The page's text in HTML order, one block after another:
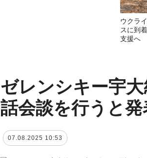
ウクラ
スに到
支援へ
ゼレンシキー宇
話会談を行うと
07.08.2025 10:53